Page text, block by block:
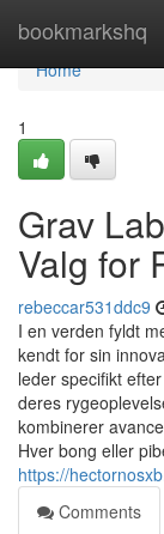
bookmarkshq
Home
Home
1
Grav
Valg for
rebeccar531ddc9
I en verden fyldt
kendt for sin
leder specifikt
deres
kombinerer
Hver bong eller
https://
Comments